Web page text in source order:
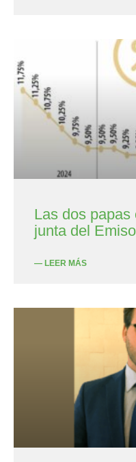
Las dos
junta del
— LEER MÁS